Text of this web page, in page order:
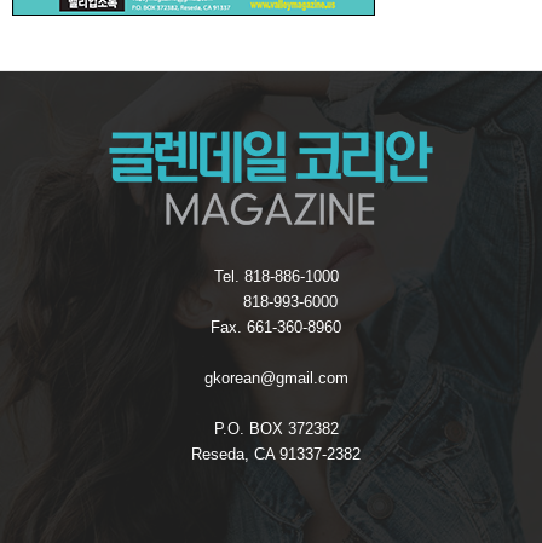
Tel. 818-886-1000
818-993-6000
Fax. 661-360-8960
gkorean@gmail.com
P.O. BOX 372382
Reseda, CA 91337-2382